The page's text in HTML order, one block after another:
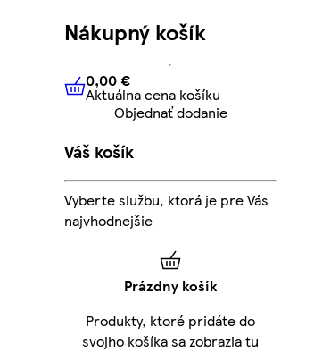
Nákupný košík
0,00 € Aktuálna cena košíku
0,00 €
Aktuálna cena košíku
Objednať dodanie
Váš košík
Vyberte službu, ktorá je pre Vás
najvhodnejšie
Prázdny košík
Produkty, ktoré pridáte do
svojho košíka sa zobrazia tu